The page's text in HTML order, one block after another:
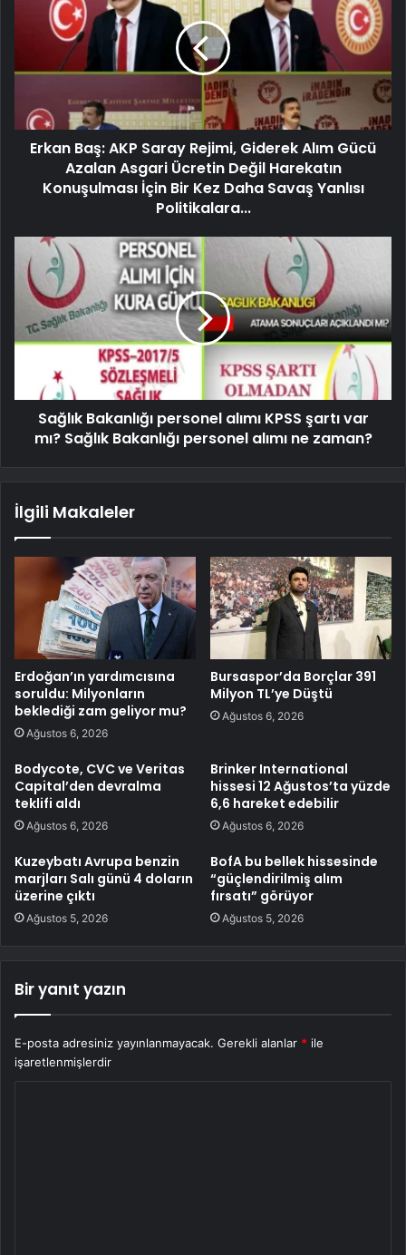
Erkan Baş: AKP Saray Rejimi, Giderek Alım Gücü
Azalan Asgari Ücretin Değil Harekatın
Konuşulması İçin Bir Kez Daha Savaş Yanlısı
Politikalara...
Sağlık Bakanlığı personel alımı KPSS şartı var
mı? Sağlık Bakanlığı personel alımı ne zaman?
İlgili Makaleler
Erdoğan’ın yardımcısına
soruldu: Milyonların
beklediği zam geliyor mu?
Ağustos 6, 2026
Bursaspor’da Borçlar 391
Milyon TL’ye Düştü
Ağustos 6, 2026
Bodycote, CVC ve Veritas
Capital’den devralma
teklifi aldı
Ağustos 6, 2026
Brinker International
hissesi 12 Ağustos’ta yüzde
6,6 hareket edebilir
Ağustos 6, 2026
Kuzeybatı Avrupa benzin
marjları Salı günü 4 doların
üzerine çıktı
Ağustos 5, 2026
BofA bu bellek hissesinde
“güçlendirilmiş alım
fırsatı” görüyor
Ağustos 5, 2026
Bir yanıt yazın
E-posta adresiniz yayınlanmayacak. Gerekli alanlar * ile
işaretlenmişlerdir